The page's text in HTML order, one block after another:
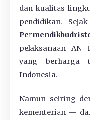
dan kualitas
pendidikan.
pelaksanaan AN
yang berharga
Indonesia.
Namun seiring
kementerian —